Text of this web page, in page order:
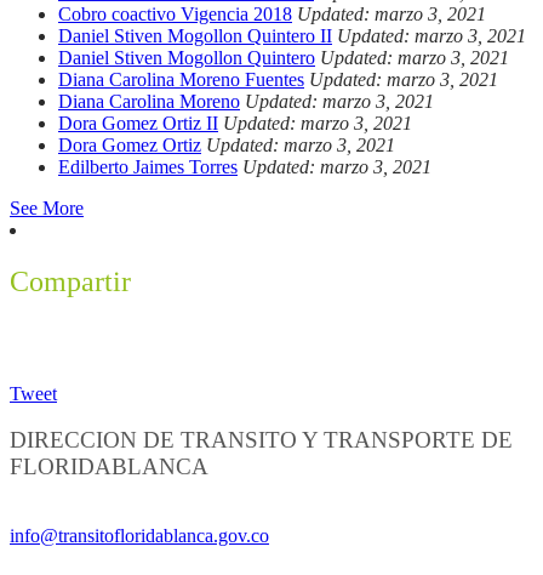
Cobro coactivo Vigencia 2018 Updated: marzo 3, 2021
Daniel Stiven Mogollon Quintero II Updated: marzo 3, 2021
Daniel Stiven Mogollon Quintero Updated: marzo 3, 2021
Diana Carolina Moreno Fuentes Updated: marzo 3, 2021
Diana Carolina Moreno Updated: marzo 3, 2021
Dora Gomez Ortiz II Updated: marzo 3, 2021
Dora Gomez Ortiz Updated: marzo 3, 2021
Edilberto Jaimes Torres Updated: marzo 3, 2021
See More
Compartir
Tweet
DIRECCION DE TRANSITO Y TRANSPORTE DE
FLORIDABLANCA
info@transitofloridablanca.gov.co